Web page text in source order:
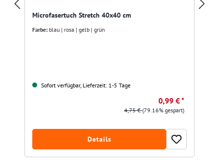
Microfasertuch Stretch 40x40 cm
Farbe: blau | rosa | gelb | grün
Sofort verfügbar, Lieferzeit: 1-5 Tage
0,99 € *
4,75 €(79.16% gespart)
Details